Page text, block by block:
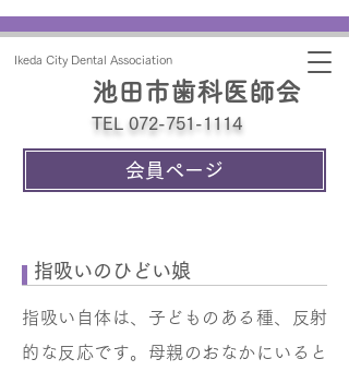
Ikeda City Dental Association
池田市歯科医師会
TEL 072-751-1114
会員ページ
指吸いのひどい娘
指吸い自体は、子どものある種、反射
的な反応です。母親のおなかにいると